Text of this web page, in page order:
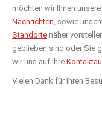
möchten wir Ihnen unsere
Nachrichten , sowie
Standorte näher
geblieben sind oder Sie
wir uns auf Ihre
Vielen Dank für Ihren